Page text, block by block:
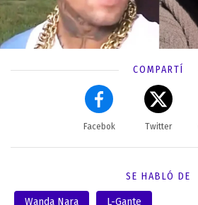
COMPARTÍ
Facebok Twitter
SE HABLÓ DE
Wanda Nara L-Gante